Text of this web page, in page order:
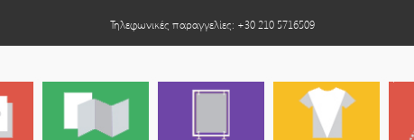
Τηλεφωνικές παραγγελίες: +30 210 5716509